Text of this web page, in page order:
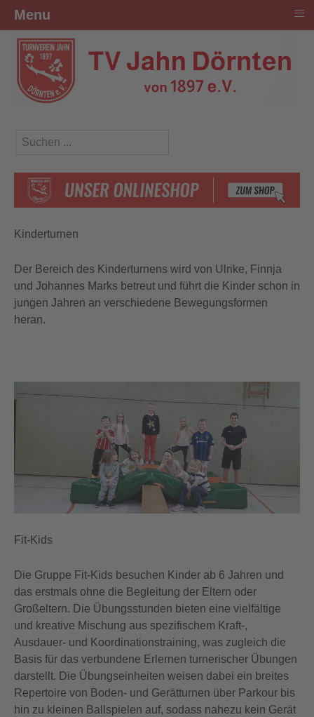
Suchen ...
Kinderturnen
Der Bereich des Kinderturnens wird von Ulrike, Finnja
und Johannes Marks betreut und führt die Kinder schon in
jungen Jahren an verschiedene Bewegungsformen
heran.
Fit-Kids
Die Gruppe Fit-Kids besuchen Kinder ab 6 Jahren und
das erstmals ohne die Begleitung der Eltern oder
Großeltern. Die Übungsstunden bieten eine vielfältige
und kreative Mischung aus spezifischem Kraft-,
Ausdauer- und Koordinationstraining, was zugleich die
Basis für das verbundene Erlernen turnerischer Übungen
darstellt. Die Übungseinheiten weisen dabei ein breites
Repertoire von Boden- und Gerätturnen über Parkour bis
hin zu kleinen Ballspielen auf, sodass nahezu kein Gerät
Menu ≡